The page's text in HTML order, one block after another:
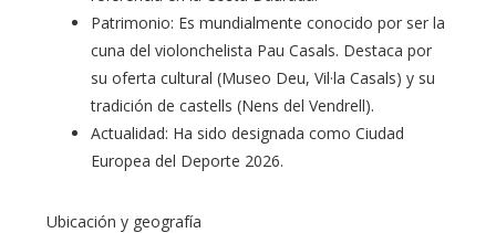
Patrimonio: Es mundialmente conocido por ser la
cuna del violonchelista Pau Casals. Destaca por
su oferta cultural (Museo Deu, Vil·la Casals) y su
tradición de castells (Nens del Vendrell).
Actualidad: Ha sido designada como Ciudad
Europea del Deporte 2026.
Ubicación y geografía